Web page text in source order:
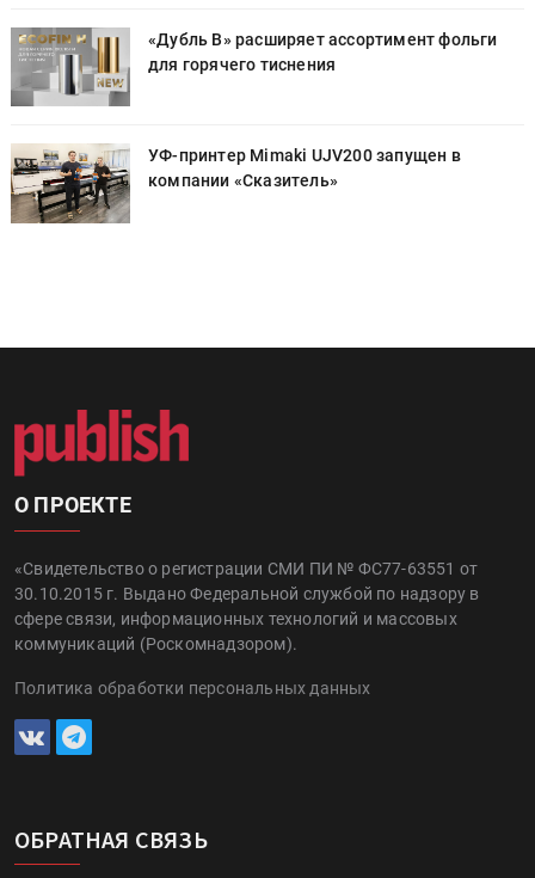
«Дубль В» расширяет ассортимент фольги
для горячего тиснения
УФ-принтер Mimaki UJV200 запущен в
компании «Сказитель»
О ПРОЕКТЕ
«Свидетельство о регистрации СМИ ПИ № ФС77-63551 от
30.10.2015 г. Выдано Федеральной службой по надзору в
сфере связи, информационных технологий и массовых
коммуникаций (Роскомнадзором).
Политика обработки персональных данных
ОБРАТНАЯ СВЯЗЬ